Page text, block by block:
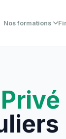
Nos formations